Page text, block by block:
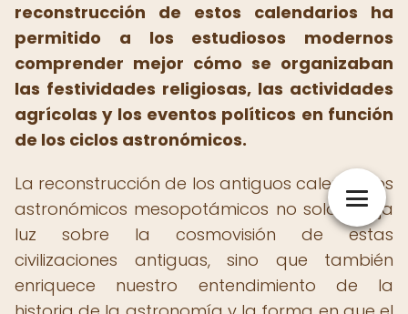
reconstrucción de estos calendarios ha
permitido a los estudiosos modernos
comprender mejor cómo se organizaban
las festividades religiosas, las actividades
agrícolas y los eventos políticos en función
de los ciclos astronómicos.
La reconstrucción de los antiguos calendarios
astronómicos mesopotámicos no solo arroja
luz sobre la cosmovisión de estas
civilizaciones antiguas, sino que también
enriquece nuestro entendimiento de la